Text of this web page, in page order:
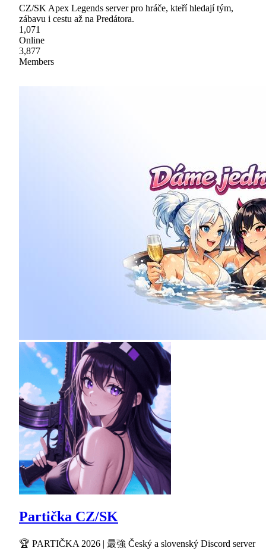
CZ/SK Apex Legends server pro hráče, kteří hledají tým,
zábavu i cestu až na Predátora.
1,071
Online
3,877
Members
Partička CZ/SK
🏆 PARTIČKA 2026 | 最強 Český a slovenský Discord server